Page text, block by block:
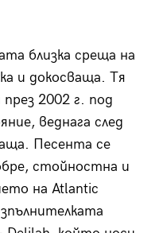
близка среща на
и докосваща. Тя
2002 г. под
веднага след
Песента се
стойностна и
на Atlantic